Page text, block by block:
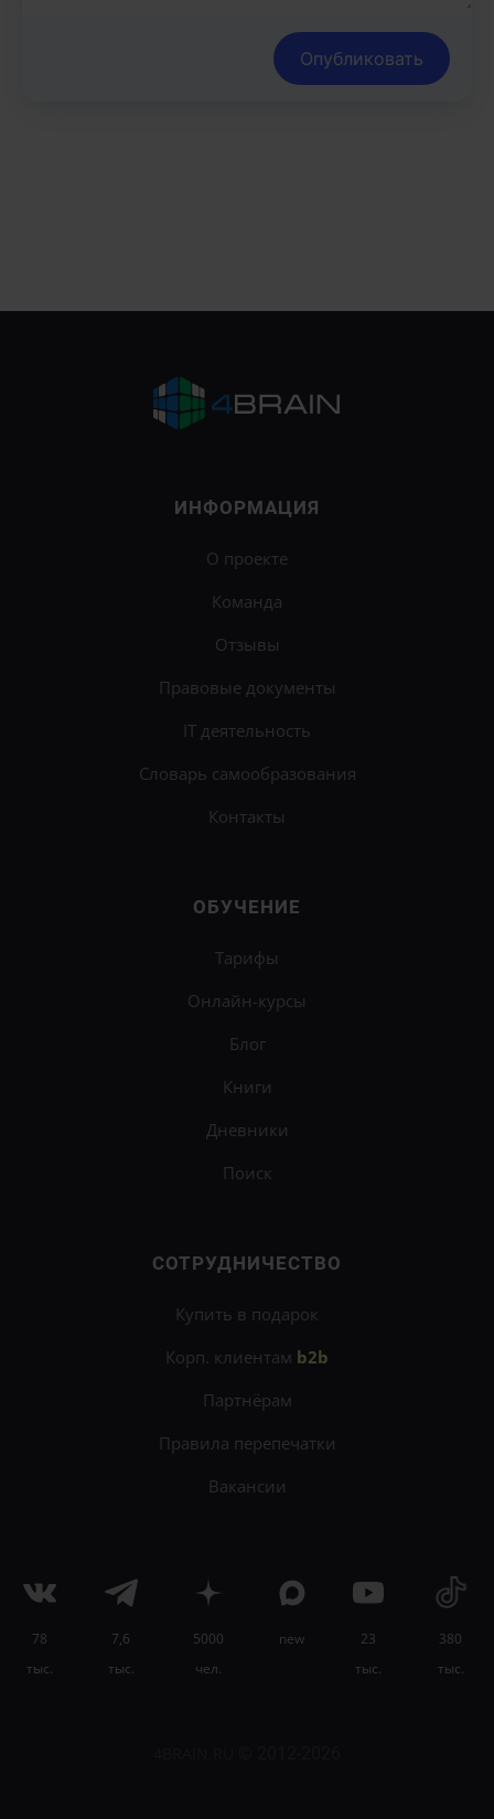
Опубликовать
ИНФОРМАЦИЯ
О проекте
Команда
Отзывы
Правовые документы
IT деятельность
Словарь самообразования
Контакты
ОБУЧЕНИЕ
Тарифы
Онлайн-курсы
Блог
Книги
Дневники
Поиск
СОТРУДНИЧЕСТВО
Купить в подарок
Корп. клиентам b2b
Партнёрам
Правила перепечатки
Вакансии
78
тыс.
7,6
тыс.
5000
чел.
new
23
тыс.
380
тыс.